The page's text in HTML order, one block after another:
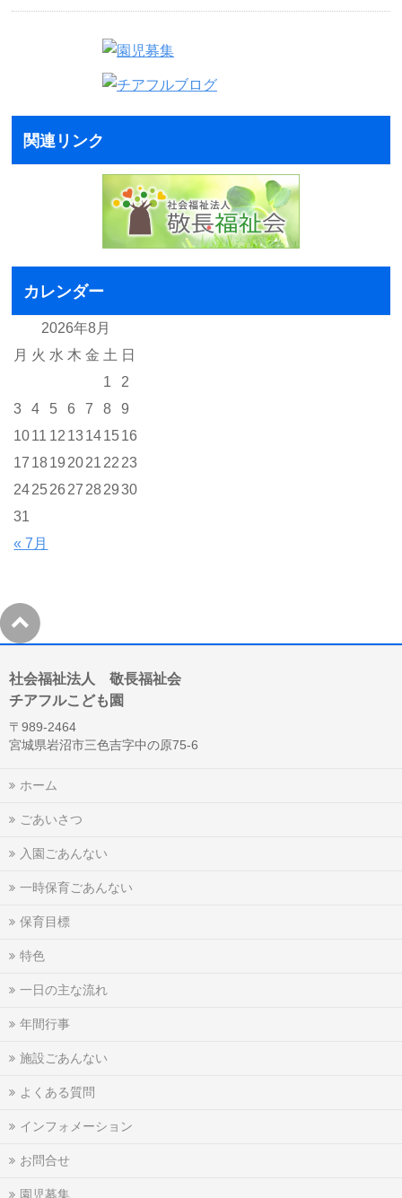
関連リンク
カレンダー
2026年8月
月 火 水 木 金 土 日
« 7月
1
2
3
4 5 6 7 8
9
1011 12 13141516
17 1819 2021 22 23
242526 27 2829 30
31
社会福祉法人 敬長福祉会
チアフルこども園
〒989-2464
宮城県岩沼市三色吉字中の原75-6
ホーム
ごあいさつ
入園ごあんない
一時保育ごあんない
保育目標
特色
一日の主な流れ
年間行事
施設ごあんない
よくある質問
インフォメーション
お問合せ
園児募集